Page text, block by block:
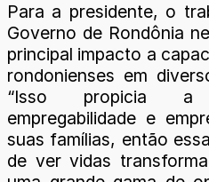
Para a presidente, o
Governo de Rondônia
principal impacto a
rondonienses em
“Isso propicia a
empregabilidade e
suas famílias, então
de ver vidas